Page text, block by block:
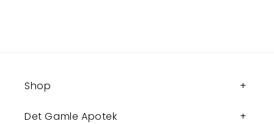
Shop
Det Gamle Apotek